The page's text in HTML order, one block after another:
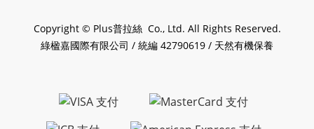
Copyright © Plus普拉絲 Co., Ltd. All Rights Reserved.
綠楹嘉國際有限公司 / 統編 42790619 / 天然有機保養